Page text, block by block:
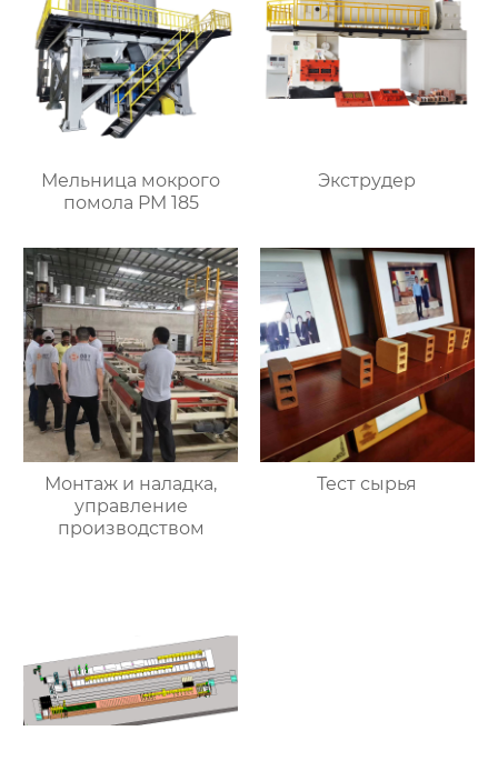
Мельница мокрого
помола PM 185
Экструдер
Монтаж и наладка,
управление
производством
Тест сырья